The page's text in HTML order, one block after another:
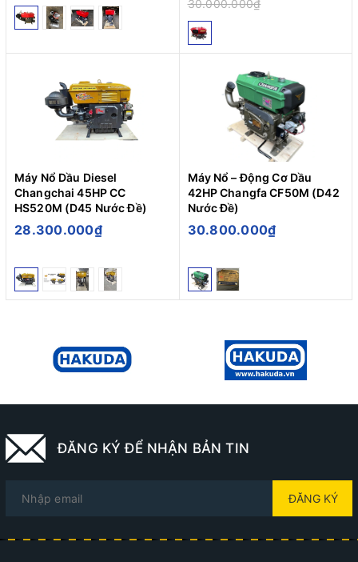
30.000.000₫
Máy Nổ Dầu Diesel
Changchai 45HP CC
HS520M (D45 Nước Đề)
28.300.000₫
Máy Nổ – Động Cơ Dầu
42HP Changfa CF50M (D42
Nước Đề)
30.800.000₫
ĐĂNG KÝ ĐỂ NHẬN BẢN TIN
ĐĂNG KÝ